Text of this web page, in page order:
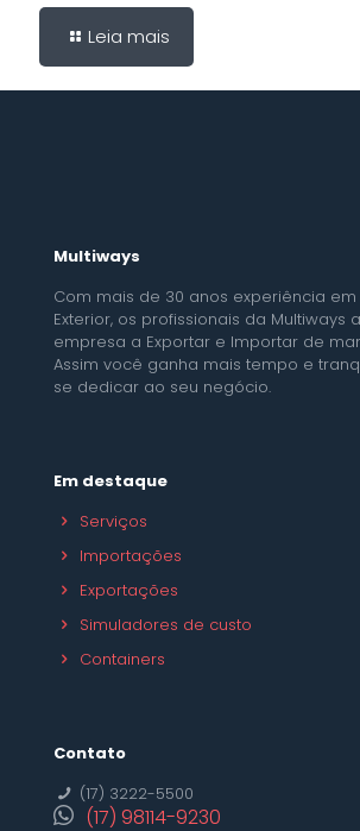
Leia mais
Multiways
Com mais de 30 anos experiência
Exterior, os profissionais da Multiways
empresa a Exportar e Importar de
Assim você ganha mais tempo e
se dedicar ao seu negócio.
Em destaque
Serviços
Importações
Exportações
Simuladores de custo
Containers
Contato
(17) 3222-5500
(17) 98114-9230